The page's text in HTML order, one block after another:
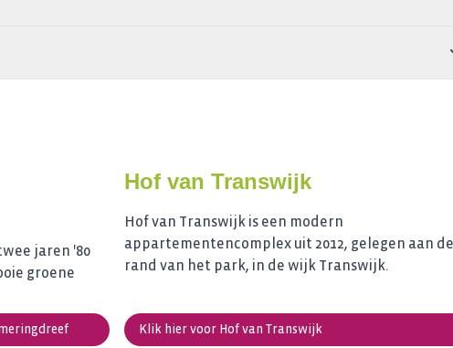
jaren '80
groene
Hof van Transwijk
Hof van Transwijk is een modern
appartementencomplex uit 2012, gelegen aan de
rand van het park, in de wijk Transwijk.
Klik hier voor Hof van Transwijk